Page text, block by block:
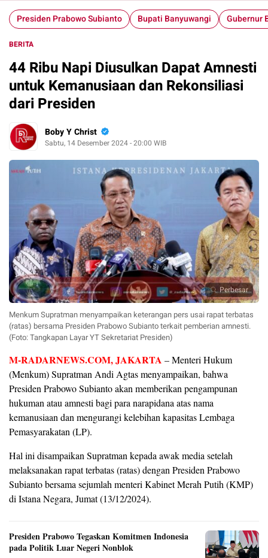
Presiden Prabowo Subianto Bupati Banyuwangi Gubernur
BERITA
44 Ribu Napi Diusulkan Dapat Amnesti
untuk Kemanusiaan dan Rekonsiliasi
dari Presiden
Boby Y Christ
Sabtu, 14 Desember 2024 - 20:00 WIB
Perbesar
Menkum Supratman menyampaikan keterangan pers usai rapat terbatas
(ratas) bersama Presiden Prabowo Subianto terkait pemberian amnesti.
(Foto: Tangkapan Layar YT Sekretariat Presiden)
M-RADARNEWS.COM, JAKARTA – Menteri Hukum
(Menkum) Supratman Andi Agtas menyampaikan, bahwa
Presiden Prabowo Subianto akan memberikan pengampunan
hukuman atau amnesti bagi para narapidana atas nama
kemanusiaan dan mengurangi kelebihan kapasitas Lembaga
Pemasyarakatan (LP).
Hal ini disampaikan Supratman kepada awak media setelah
melaksanakan rapat terbatas (ratas) dengan Presiden Prabowo
Subianto bersama sejumlah menteri Kabinet Merah Putih (KMP)
di Istana Negara, Jumat (13/12/2024).
Presiden Prabowo Tegaskan Komitmen Indonesia
pada Politik Luar Negeri Nonblok